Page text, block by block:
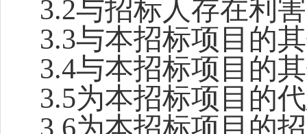
3.2与招标人存在利
3.3与本招标项目的
3.4与本招标项目的
3.5为本招标项目的